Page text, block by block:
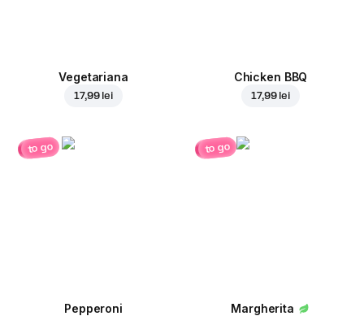
Vegetariana
17,99 lei
Chicken BBQ
17,99 lei
to go
Pepperoni
to go
Margherita